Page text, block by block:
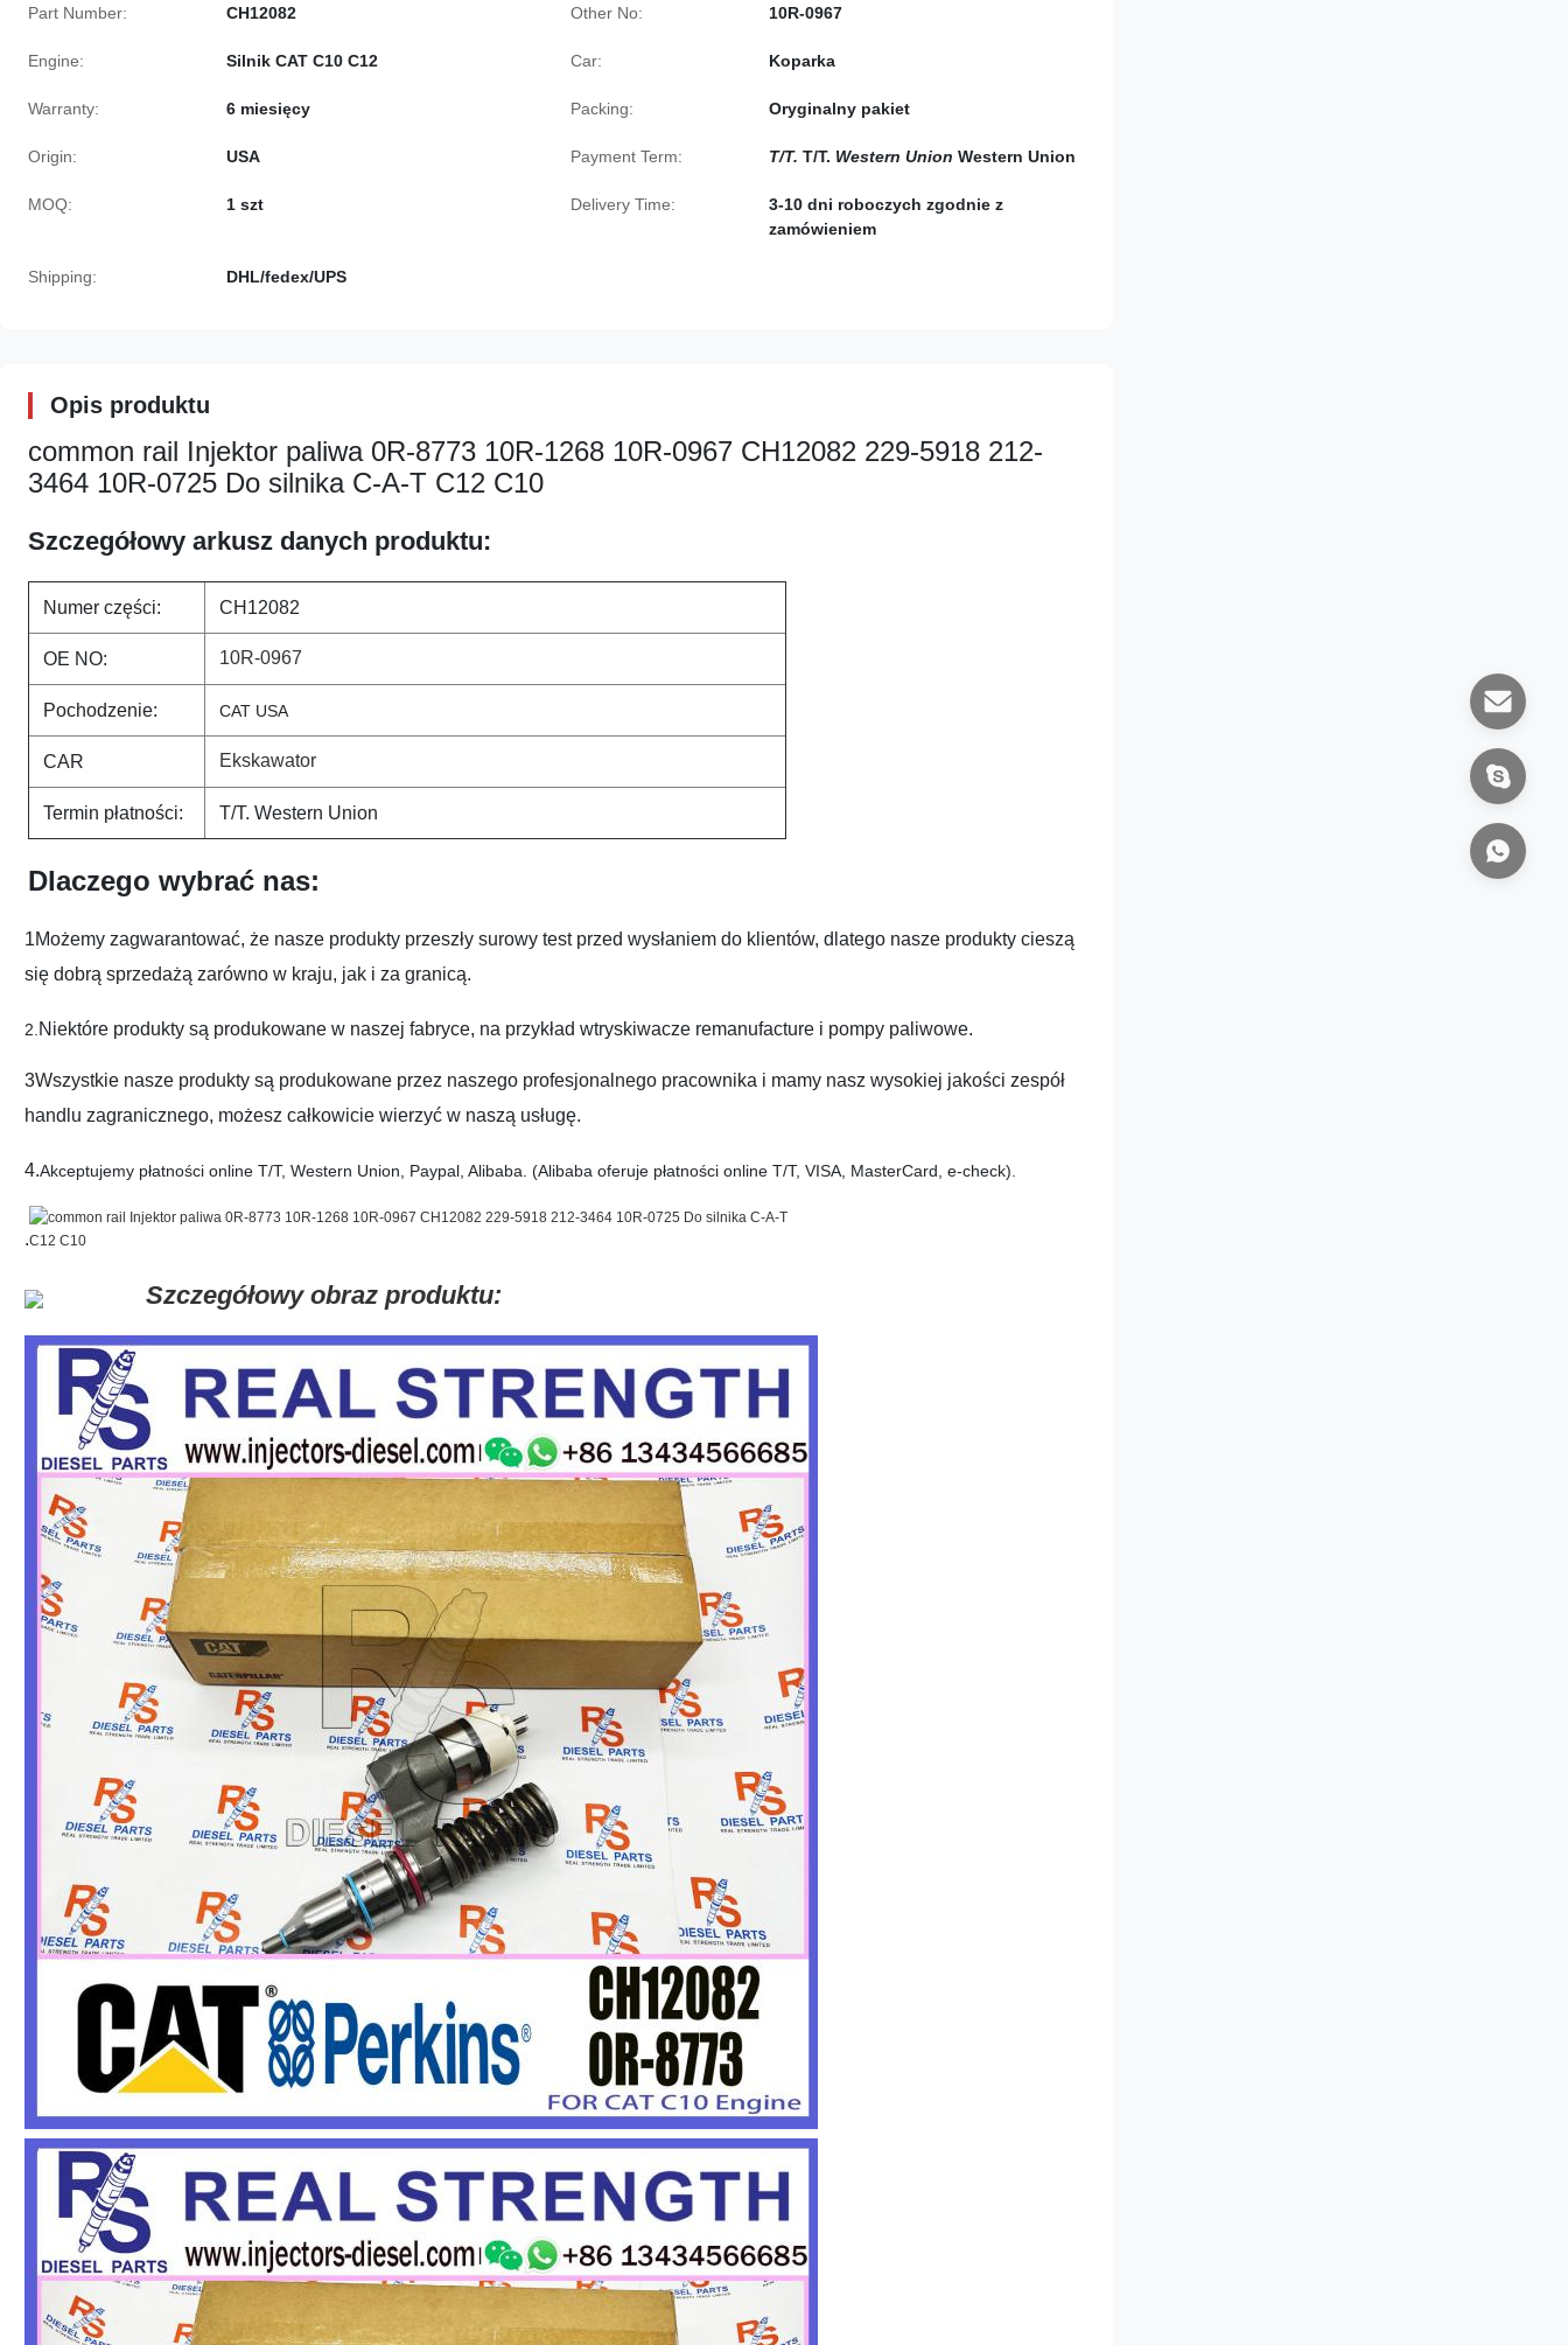
Part Number: CH12082 Other No: 10R-0967
Engine: Silnik CAT C10 C12 Car: Koparka
Warranty: 6 miesięcy Packing: Oryginalny pakiet
Origin: USA Payment Term: T/T. T/T. Western Union Western Union
MOQ: 1 szt Delivery Time:
3-10 dni roboczych zgodnie z
zamówieniem
Shipping: DHL/fedex/UPS
Opis produktu
common rail Injektor paliwa 0R-8773 10R-1268 10R-0967 CH12082 229-5918 212-
3464 10R-0725 Do silnika C-A-T C12 C10
Szczegółowy arkusz danych produktu:
Numer części: CH12082
OE NO: 10R-0967
Pochodzenie: CAT USA
CAR Ekskawator
Termin płatności: T/T. Western Union
Dlaczego wybrać nas:
1Możemy zagwarantować, że nasze produkty przeszły surowy test przed wysłaniem do klientów, dlatego nasze produkty cieszą
się dobrą sprzedażą zarówno w kraju, jak i za granicą.
2. Niektóre produkty są produkowane w naszej fabryce, na przykład wtryskiwacze remanufacture i pompy paliwowe.
3Wszystkie nasze produkty są produkowane przez naszego profesjonalnego pracownika i mamy nasz wysokiej jakości zespół
handlu zagranicznego, możesz całkowicie wierzyć w naszą usługę.
4.Akceptujemy płatności online T/T, Western Union, Paypal, Alibaba. (Alibaba oferuje płatności online T/T, VISA, MasterCard, e-check).
.
Szczegółowy obraz produktu: